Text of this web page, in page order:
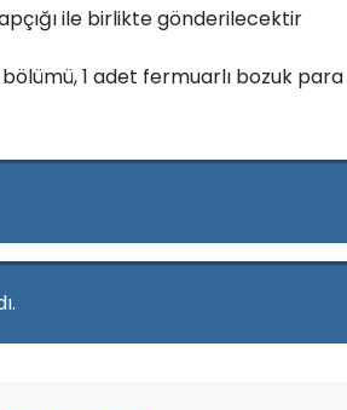
ile birlikte gönderilecektir
1 adet fermuarlı bozuk